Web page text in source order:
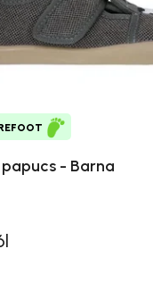
- Barna